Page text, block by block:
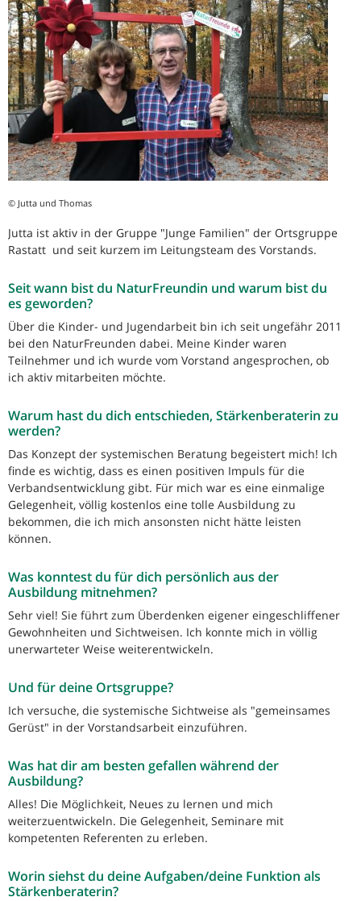
© Jutta und Thomas
Jutta ist aktiv in der Gruppe "Junge Familien" der Ortsgruppe
Rastatt und seit kurzem im Leitungsteam des Vorstands.
Seit wann bist du NaturFreundin und warum bist du
es geworden?
Über die Kinder- und Jugendarbeit bin ich seit ungefähr 2011
bei den NaturFreunden dabei. Meine Kinder waren
Teilnehmer und ich wurde vom Vorstand angesprochen, ob
ich aktiv mitarbeiten möchte.
Warum hast du dich entschieden, Stärkenberaterin zu
werden?
Das Konzept der systemischen Beratung begeistert mich! Ich
finde es wichtig, dass es einen positiven Impuls für die
Verbandsentwicklung gibt. Für mich war es eine einmalige
Gelegenheit, völlig kostenlos eine tolle Ausbildung zu
bekommen, die ich mich ansonsten nicht hätte leisten
können.
Was konntest du für dich persönlich aus der
Ausbildung mitnehmen?
Sehr viel! Sie führt zum Überdenken eigener eingeschliffener
Gewohnheiten und Sichtweisen. Ich konnte mich in völlig
unerwarteter Weise weiterentwickeln.
Und für deine Ortsgruppe?
Ich versuche, die systemische Sichtweise als "gemeinsames
Gerüst" in der Vorstandsarbeit einzuführen.
Was hat dir am besten gefallen während der
Ausbildung?
Alles! Die Möglichkeit, Neues zu lernen und mich
weiterzuentwickeln. Die Gelegenheit, Seminare mit
kompetenten Referenten zu erleben.
Worin siehst du deine Aufgaben/deine Funktion als
Stärkenberaterin?